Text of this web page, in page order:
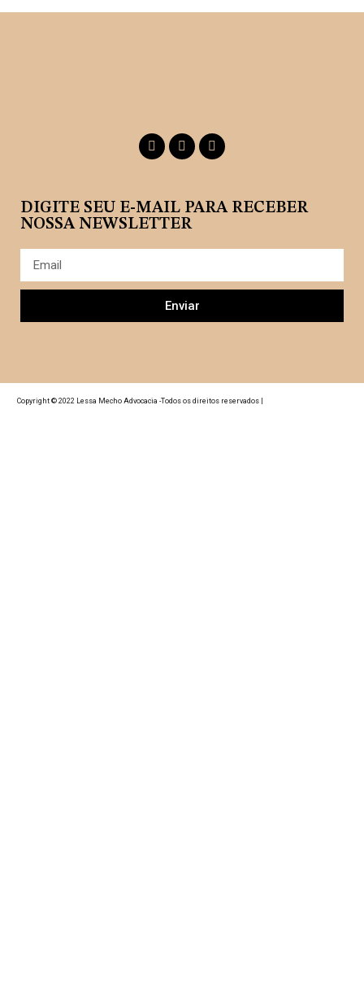
DIGITE SEU E-MAIL PARA RECEBER
NOSSA NEWSLETTER
Enviar
Copyright © 2022 Lessa Mecho Advocacia -Todos os direitos reservados |